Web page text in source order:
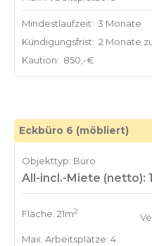
Mindestlaufzeit: 3 Monate
Kündigungsfrist: 2 Monate
Kaution: 850,-€
Eckbüro 6 (möbliert)
Objekttyp: Büro
All-incl.-Miete (netto):
Fläche: 21m2
Max. Arbeitsplätze: 4